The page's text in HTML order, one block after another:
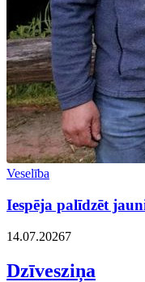
Veselība
Iespēja palīdzēt
14.07.20267
Dzīvesziņa